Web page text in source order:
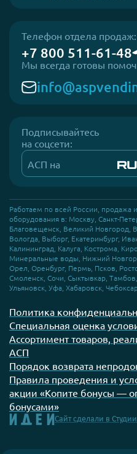
Телефон отдела продаж:
+7 800 511-61-48
Мы всегда готовы
Подписывайтесь
на соцсети:
АСП на
Работаем по всей России, продажа
оборудования в: Москву, Санкт-
Благовещенск, Великий Новгород,
Вологда, Выборг, Екатеринбург,
Калининград, Калуга, Кострома,
Минеральные воды, Нижний
Орел, Оренбург, Пермь, Псков,
Смоленск, Сочи, Сыктывкар,
Ульяновск, Уфа, Хабаровск,
Политика
Специальная оценка
Ассортимент товаров,
АСП
Порядок возврата
Правила проведения и
акции «Копите бонусы —
бонусами»
Сайт сделали в